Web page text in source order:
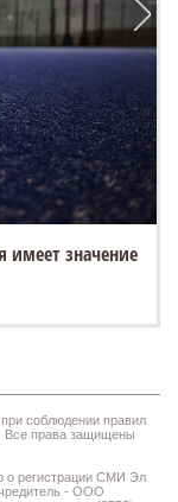
имеет значение
соблюдении правил
Все права защищены
о регистрации СМИ Эл
- ООО